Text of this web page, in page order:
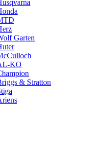
Garten
KO
& Stratton